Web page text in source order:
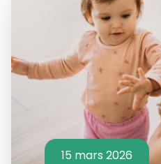
15 mars 2026